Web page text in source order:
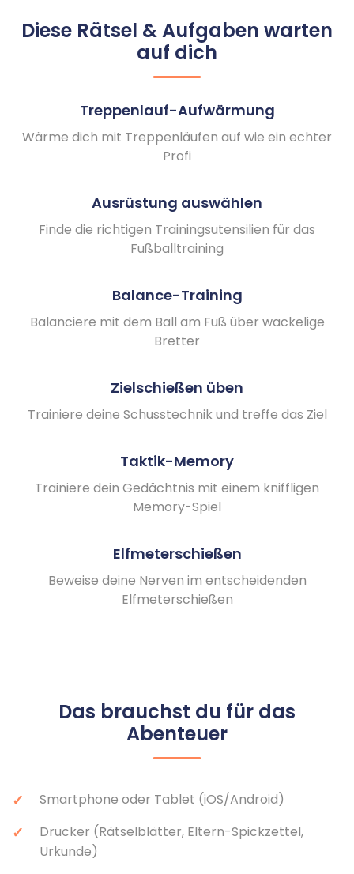
Diese Rätsel & Aufgaben warten
auf dich
Treppenlauf-Aufwärmung
Wärme dich mit Treppenläufen auf wie ein echter
Profi
Ausrüstung auswählen
Finde die richtigen Trainingsutensilien für das
Fußballtraining
Balance-Training
Balanciere mit dem Ball am Fuß über wackelige
Bretter
Zielschießen üben
Trainiere deine Schusstechnik und treffe das Ziel
Taktik-Memory
Trainiere dein Gedächtnis mit einem kniffligen
Memory-Spiel
Elfmeterschießen
Beweise deine Nerven im entscheidenden
Elfmeterschießen
Das brauchst du für das
Abenteuer
Smartphone oder Tablet (iOS/Android)
Drucker (Rätselblätter, Eltern-Spickzettel,
Urkunde)